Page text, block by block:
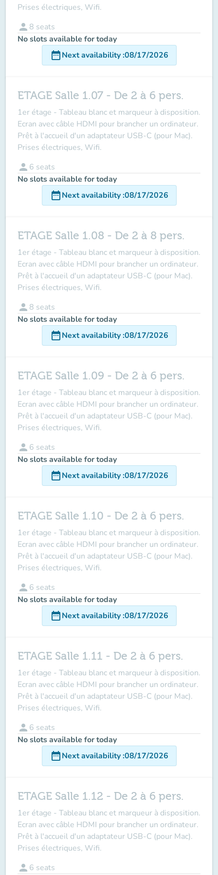
Prises électriques, Wifi.
person 8 seats
No slots available for today
date_rangeNext availability:08/17/2026
ETAGE Salle 1.07 - De 2 à 6 pers.
1er étage - Tableau blanc et marqueur à disposition.
Ecran avec câble HDMI pour brancher un ordinateur.
Prêt à l'accueil d'un adaptateur USB-C (pour Mac).
Prises électriques, Wifi.
person 6 seats
No slots available for today
date_rangeNext availability:08/17/2026
ETAGE Salle 1.08 - De 2 à 8 pers.
1er étage - Tableau blanc et marqueur à disposition.
Ecran avec câble HDMI pour brancher un ordinateur.
Prêt à l'accueil d'un adaptateur USB-C (pour Mac).
Prises électriques, Wifi.
person 8 seats
No slots available for today
date_rangeNext availability:08/17/2026
ETAGE Salle 1.09 - De 2 à 6 pers.
1er étage - Tableau blanc et marqueur à disposition.
Ecran avec câble HDMI pour brancher un ordinateur.
Prêt à l'accueil d'un adaptateur USB-C (pour Mac).
Prises électriques, Wifi.
person 6 seats
No slots available for today
date_rangeNext availability:08/17/2026
ETAGE Salle 1.10 - De 2 à 6 pers.
1er étage - Tableau blanc et marqueur à disposition.
Ecran avec câble HDMI pour brancher un ordinateur.
Prêt à l'accueil d'un adaptateur USB-C (pour Mac).
Prises électriques, Wifi.
person 6 seats
No slots available for today
date_rangeNext availability:08/17/2026
ETAGE Salle 1.11 - De 2 à 6 pers.
1er étage - Tableau blanc et marqueur à disposition.
Ecran avec câble HDMI pour brancher un ordinateur.
Prêt à l'accueil d'un adaptateur USB-C (pour Mac).
Prises électriques, Wifi.
person 6 seats
No slots available for today
date_rangeNext availability:08/17/2026
ETAGE Salle 1.12 - De 2 à 6 pers.
1er étage - Tableau blanc et marqueur à disposition.
Ecran avec câble HDMI pour brancher un ordinateur.
Prêt à l'accueil d'un adaptateur USB-C (pour Mac).
Prises électriques, Wifi.
person 6 seats